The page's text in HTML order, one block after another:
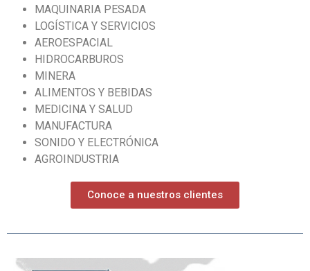
MAQUINARIA PESADA
LOGÍSTICA Y SERVICIOS
AEROESPACIAL
HIDROCARBUROS
MINERA
ALIMENTOS Y BEBIDAS
MEDICINA Y SALUD
MANUFACTURA
SONIDO Y ELECTRÓNICA
AGROINDUSTRIA
Conoce a nuestros clientes